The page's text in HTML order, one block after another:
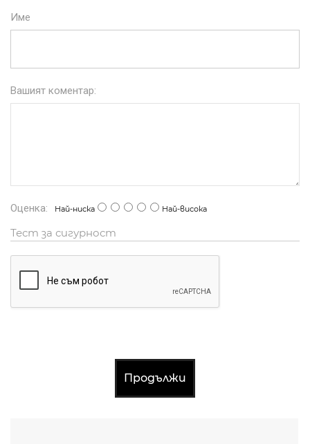
Име
Вашият коментар:
Оценка: Най-ниска Най-висока
Тест за сигурност
Продължи